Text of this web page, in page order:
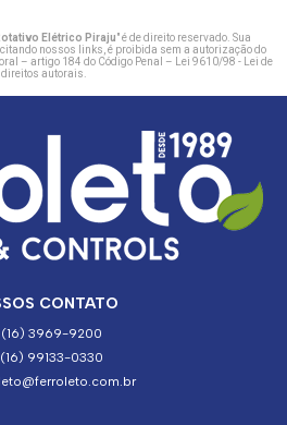
Elétrico Piraju" é de direito reservado. Sua
nossos links, é proibida sem a autorização do
– artigo 184 do Código Penal – Lei 9610/98 - Lei de
direitos autorais.
CONTATO
(16) 3969-9200
99133-0330